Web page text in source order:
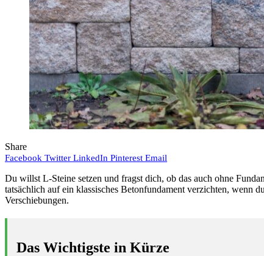
Share
Facebook Twitter LinkedIn Pinterest Email
Du willst L-Steine setzen und fragst dich, ob das auch ohne
tatsächlich auf ein klassisches Betonfundament verzichten, wenn
Verschiebungen.
Das Wichtigste in Kürze